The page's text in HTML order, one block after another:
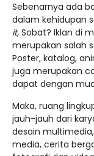
Sebenarnya ada
dalam kehidupan
it, Sobat? Iklan di
merupakan salah
Poster, katalog,
juga merupakan
dapat dengan
Maka, ruang
jauh-jauh dari
desain
media, cerita